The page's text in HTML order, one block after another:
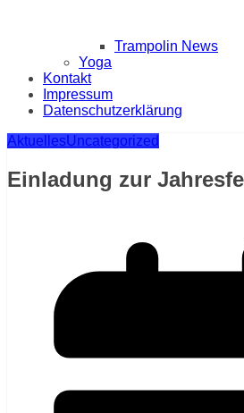
Trampolin News
Yoga
Kontakt
Impressum
Datenschutzerklärung
AktuellesUncategorized
Einladung zur